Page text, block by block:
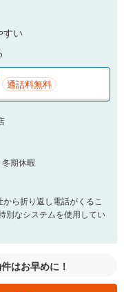
す。多くの金融機関
2,980万円
を入力してくださ
万円
すい
通話料無料
期休暇
ら折り返し電話がくるこ
別なシステムを使用してい
はお早めに！